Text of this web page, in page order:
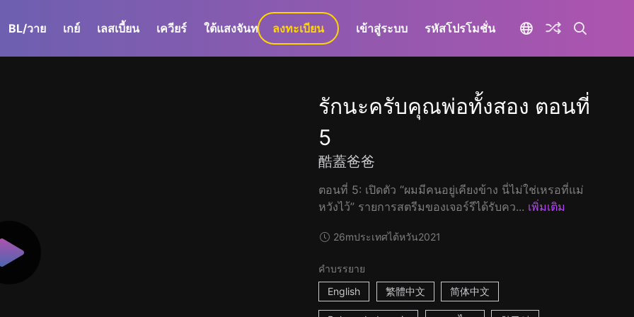
BL/วาย เกย์ เลสเบี้ยน เควียร์ ใต้แสงจันทร์ GaLa+
ลงทะเบียน เข้าสู่ระบบ รหัสโปรโมชั่น
รักนะครับคุณพ่อทั้งสอง ตอนที่
5
酷蓋爸爸
ตอนที่ 5: เปิดตัว “ผมมีคนอยู่เคียงข้าง นี่ไม่ใช่เหรอที่แม่
หวังไว้” รายการสตรีมของเจอร์รีได้รับคว... เพิ่มเติม
26mประเทศไต้หวัน2021
คำบรรยาย
English
繁體中文 简体中文